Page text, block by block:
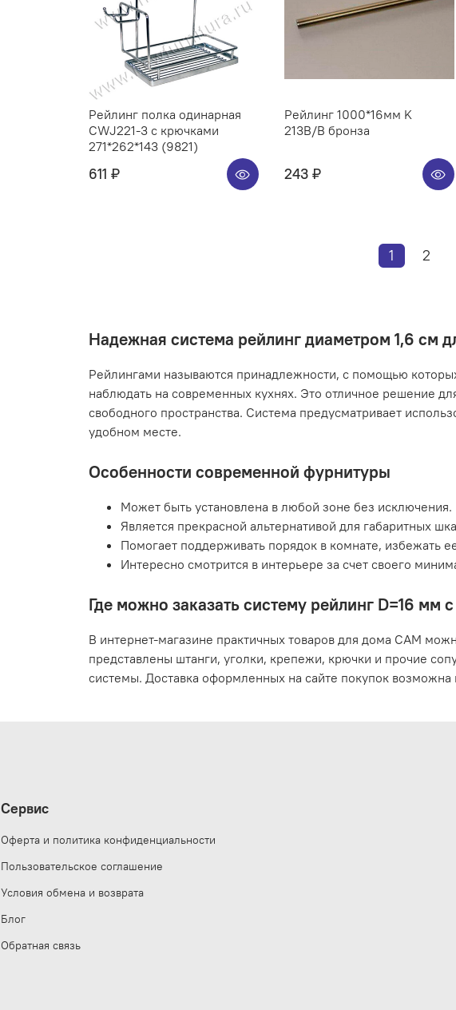
Рейлинг полка одинарная
CWJ221-3 с крючками
271*262*143 (9821)
611 ₽
Рейлинг 1000*16мм K
213B/B бронза
243 ₽
1 2
Надежная система рейлинг диаметром 1,6 см
Рейлингами называются принадлежности, с помощью
наблюдать на современных кухнях. Это отличное решение
свободного пространства. Система предусматривает
удобном месте.
Особенности современной фурнитуры
Может быть установлена в любой зоне без исключения.
Является прекрасной альтернативой для габаритных
Помогает поддерживать порядок в комнате, избежать
Интересно смотрится в интерьере за счет своего
Где можно заказать систему рейлинг D=16 мм
В интернет-магазине практичных товаров для дома САМ
представлены штанги, уголки, крепежи, крючки и прочие
системы. Доставка оформленных на сайте покупок
Сервис
Оферта и политика конфиденциальности
Пользовательское соглашение
Условия обмена и возврата
Блог
Обратная связь